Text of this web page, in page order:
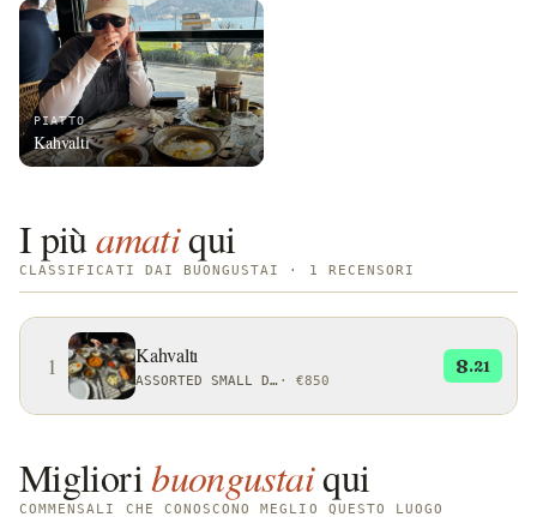
PIATTO
Kahvaltı
I piùamatiqui
CLASSIFICATI DAI BUONGUSTAI · 1 RECENSORI
1 Kahvaltı
ASSORTED SMALL DISHES OR RITUALS
· €850
8.21
Miglioribuongustaiqui
COMMENSALI CHE CONOSCONO MEGLIO QUESTO LUOGO